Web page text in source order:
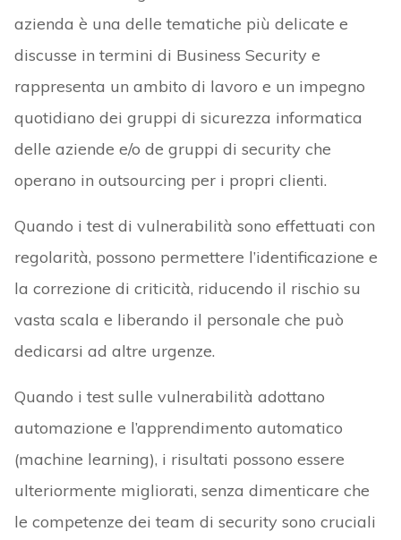
azienda è una delle tematiche più delicate e
discusse in termini di Business Security e
rappresenta un ambito di lavoro e un impegno
quotidiano dei gruppi di sicurezza informatica
delle aziende e/o de gruppi di security che
operano in outsourcing per i propri clienti.
Quando i test di vulnerabilità sono effettuati con
regolarità, possono permettere l’identificazione e
la correzione di criticità, riducendo il rischio su
vasta scala e liberando il personale che può
dedicarsi ad altre urgenze.
Quando i test sulle vulnerabilità adottano
automazione e l’apprendimento automatico
(machine learning), i risultati possono essere
ulteriormente migliorati, senza dimenticare che
le competenze dei team di security sono cruciali